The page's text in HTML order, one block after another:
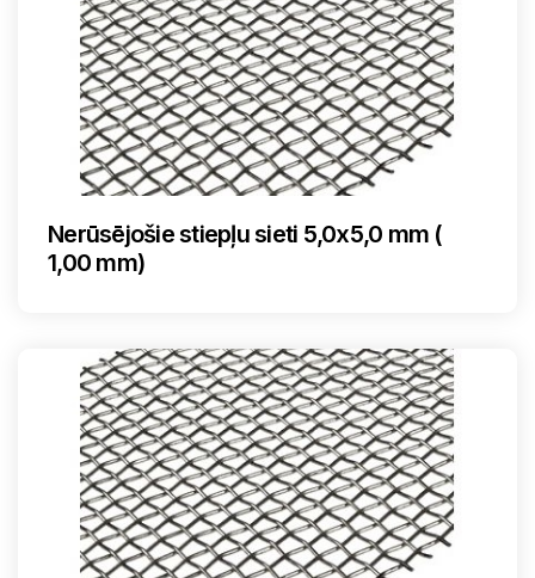
Nerūsējošie stiepļu sieti 5,0x5,0 mm (
1,00 mm)